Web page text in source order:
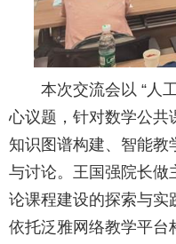
本次交流会以 “人
心议题，针对数学公共
知识图谱构建、智能
与讨论。王国强院长做
论课程建设的探索与实
依托泛雅网络教学平台